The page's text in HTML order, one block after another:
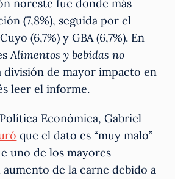
noreste fue donde más
(7,8%), seguida por el
(6,7%) y GBA (6,7%). En
Alimentos y bebidas no
división de mayor impacto en
leer el informe.
Económica, Gabriel
que el dato es “muy malo”
uno de los mayores
de la carne debido a